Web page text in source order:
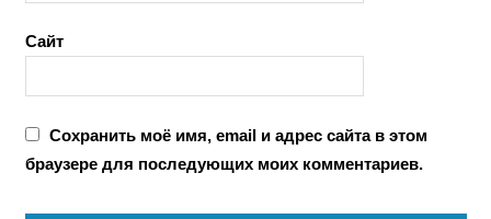
Сайт
Сохранить моё имя, email и адрес сайта в этом
браузере для последующих моих комментариев.